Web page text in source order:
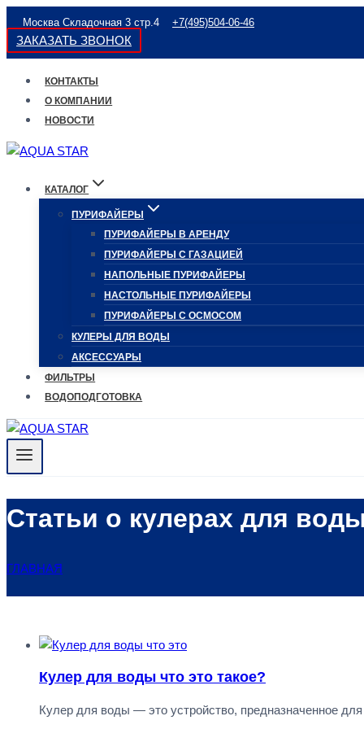
Перейти
содержимому
Москва Складочная 3 стр.4 +7(495)504-06-46
ЗАКАЗАТЬ ЗВОНОК
КОНТАКТЫ
О КОМПАНИИ
НОВОСТИ
КАТАЛОГ
ПУРИФАЙЕРЫ
ПУРИФАЙЕРЫ В АРЕНДУ
ПУРИФАЙЕРЫ С ГАЗАЦИЕЙ
НАПОЛЬНЫЕ ПУРИФАЙЕРЫ
НАСТОЛЬНЫЕ ПУРИФАЙЕРЫ
ПУРИФАЙЕРЫ С ОСМОСОМ
КУЛЕРЫ ДЛЯ ВОДЫ
АКСЕССУАРЫ
ФИЛЬТРЫ
ВОДОПОДГОТОВКА
Статьи о кулерах для
ГЛАВНАЯ
Кулер для воды что это такое?
Кулер для воды — это устройство, предназначенное